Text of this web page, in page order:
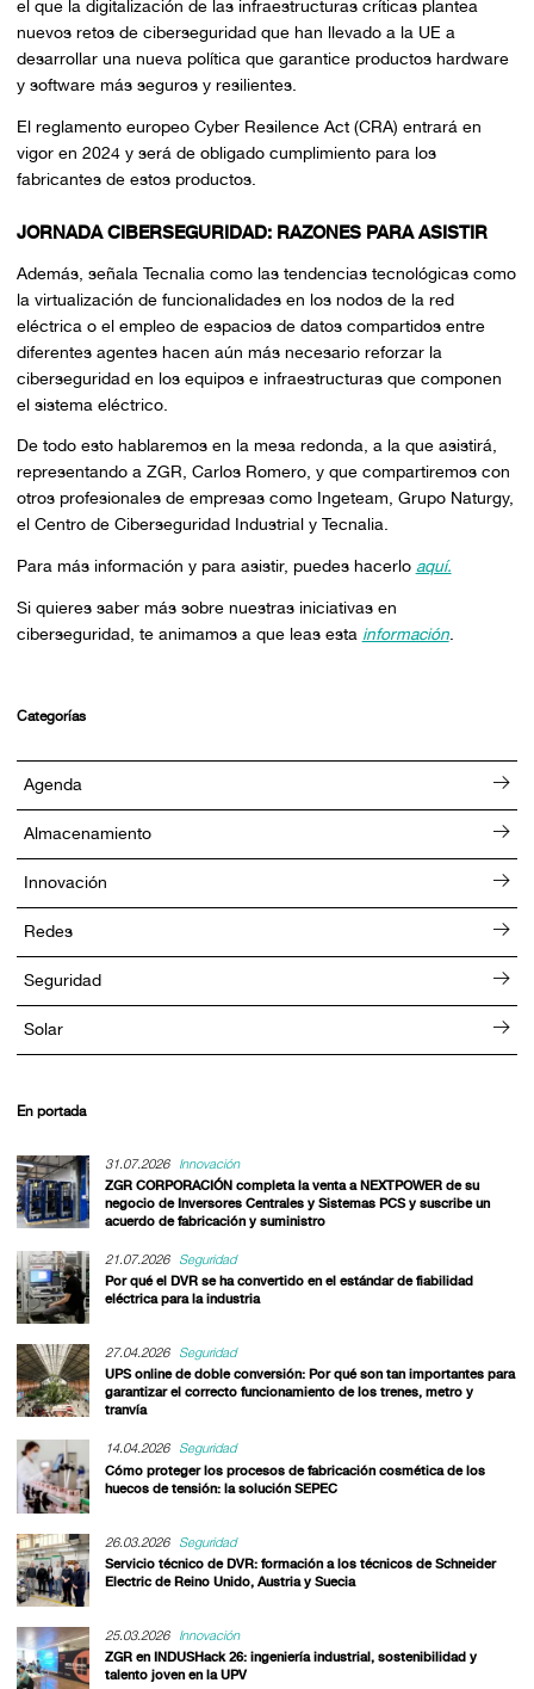
el que la digitalización de las infraestructuras críticas plantea
nuevos retos de ciberseguridad que han llevado a la UE a
desarrollar una nueva política que garantice productos hardware
y softwaremás seguros y resilientes.
El reglamento europeo Cyber Resilence Act (CRA) entrará en
vigor en 2024 y será de obligado cumplimiento para los
fabricantes de estos productos.
JORNADA CIBERSEGURIDAD: RAZONES PARA ASISTIR
Además, señala Tecnalia como las tendencias tecnológicas como
la virtualización de funcionalidades en los nodos de la red
eléctrica o el empleo de espacios de datos compartidos entre
diferentes agentes hacen aún más necesario reforzar la
ciberseguridad en los equipos e infraestructuras que componen
el sistema eléctrico.
De todo esto hablaremos en la mesa redonda, a la que asistirá,
representando a ZGR, Carlos Romero, y que compartiremos con
otros profesionales de empresas como Ingeteam, Grupo Naturgy,
el Centro de Ciberseguridad Industrial y Tecnalia.
Para más información y para asistir, puedes hacerlo aquí.
Si quieres saber más sobre nuestras iniciativas en
ciberseguridad, te animamos a que leas esta información.
Categorías
Agenda
Almacenamiento
Innovación
Redes
Seguridad
Solar
En portada
31.07.2026
Innovación
ZGR CORPORACIÓN completa la venta a NEXTPOWER de su
negocio de Inversores Centrales y Sistemas PCS y suscribe un
acuerdo de fabricación y suministro
21.07.2026
Seguridad
Por qué el DVR se ha convertido en el estándar de fiabilidad
eléctrica para la industria
27.04.2026
Seguridad
UPS online de doble conversión: Por qué son tan importantes para
garantizar el correcto funcionamiento de los trenes, metro y
tranvía
14.04.2026
Seguridad
Cómo proteger los procesos de fabricación cosmética de los
huecos de tensión: la solución SEPEC
26.03.2026
Seguridad
Servicio técnico de DVR: formación a los técnicos de Schneider
Electric de Reino Unido, Austria y Suecia
25.03.2026
Innovación
ZGR en INDUSHack 26: ingeniería industrial, sostenibilidad y
talento joven en la UPV